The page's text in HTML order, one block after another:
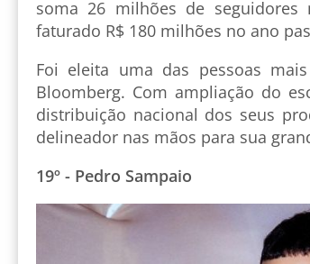
soma 26 milhões de seguidores
faturado R$ 180 milhões no ano
Foi eleita uma das pessoas
Bloomberg. Com ampliação do
distribuição nacional dos seus
delineador nas mãos para sua
19º - Pedro Sampaio